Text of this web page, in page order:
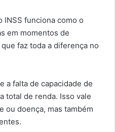
INSS funciona como o
em momentos de
faz toda a diferença no
a falta de capacidade de
total de renda. Isso vale
ou doença, mas também